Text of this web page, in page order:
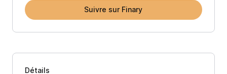
Suivre sur Finary
Détails